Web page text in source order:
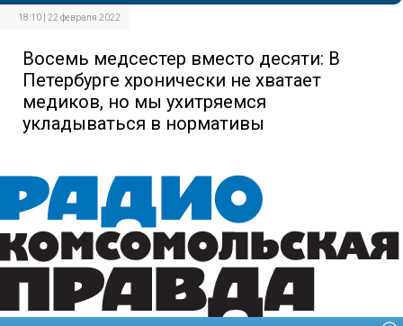
18:10 | 22 февраля 2022
Восемь медсестер вместо десяти: В
Петербурге хронически не хватает
медиков, но мы ухитряемся
укладываться в нормативы